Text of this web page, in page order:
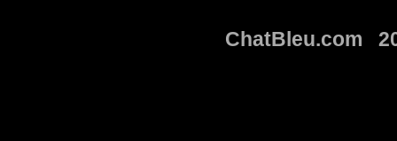
ChatBleu.com